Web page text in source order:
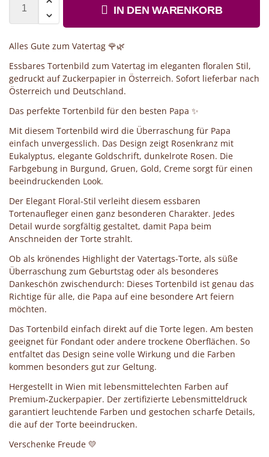
IN DEN WARENKORB
Alles Gute zum Vatertag 🌹🌿
Essbares Tortenbild zum Vatertag im eleganten floralen Stil,
gedruckt auf Zuckerpapier in Österreich. Sofort lieferbar nach
Österreich und Deutschland.
Das perfekte Tortenbild für den besten Papa ✨
Mit diesem Tortenbild wird die Überraschung für Papa
einfach unvergesslich. Das Design zeigt Rosenkranz mit
Eukalyptus, elegante Goldschrift, dunkelrote Rosen. Die
Farbgebung in Burgund, Gruen, Gold, Creme sorgt für einen
beeindruckenden Look.
Der Elegant Floral-Stil verleiht diesem essbaren
Tortenaufleger einen ganz besonderen Charakter. Jedes
Detail wurde sorgfältig gestaltet, damit Papa beim
Anschneiden der Torte strahlt.
Ob als krönendes Highlight der Vatertags-Torte, als süße
Überraschung zum Geburtstag oder als besonderes
Dankeschön zwischendurch: Dieses Tortenbild ist genau das
Richtige für alle, die Papa auf eine besondere Art feiern
möchten.
Das Tortenbild einfach direkt auf die Torte legen. Am besten
geeignet für Fondant oder andere trockene Oberflächen. So
entfaltet das Design seine volle Wirkung und die Farben
kommen besonders gut zur Geltung.
Hergestellt in Wien mit lebensmittelechten Farben auf
Premium-Zuckerpapier. Der zertifizierte Lebensmitteldruck
garantiert leuchtende Farben und gestochen scharfe Details,
die auf der Torte beeindrucken.
Verschenke Freude 💛